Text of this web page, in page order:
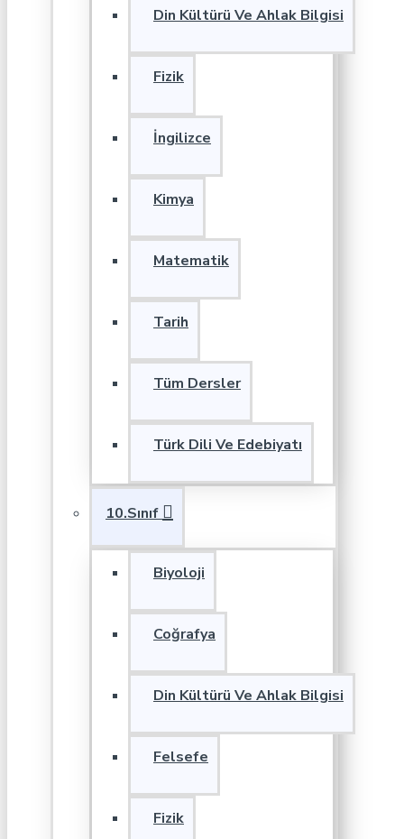
Din Kültürü Ve Ahlak Bilgisi
Fizik
İngilizce
Kimya
Matematik
Tarih
Tüm Dersler
Türk Dili Ve Edebiyatı
10.Sınıf
Biyoloji
Coğrafya
Din Kültürü Ve Ahlak Bilgisi
Felsefe
Fizik